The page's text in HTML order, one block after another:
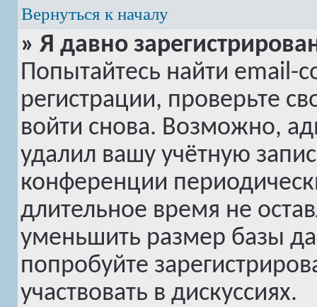
Вернуться к началу
» Я давно
Попытайтесь найти email-
регистрации, проверьте
войти снова. Возможно,
удалил вашу учётную
конференции
длительное время не
уменьшить размер базы
попробуйте
участвовать в дискуссиях.